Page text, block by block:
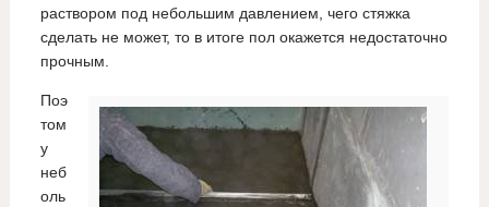
раствором под небольшим давлением, чего стяжка
сделать не может, то в итоге пол окажется недостаточно
прочным.
Поэ
том
у
неб
оль